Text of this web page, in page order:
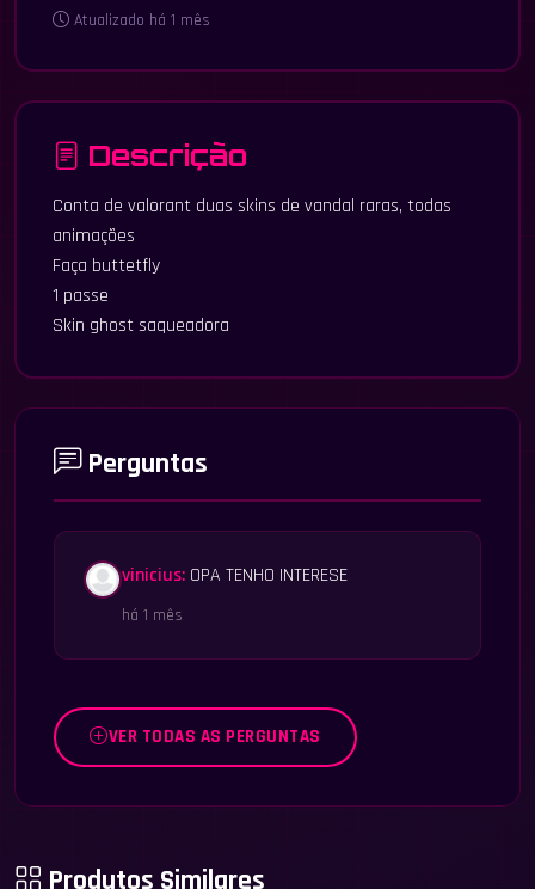
Atualizado há 1 mês
Descrição
Conta de valorant duas skins de vandal raras, todas
animações
Faça buttetfly
1 passe
Skin ghost saqueadora
Perguntas
vinicius: OPA TENHO INTERESE
há 1 mês
VER TODAS AS PERGUNTAS
Produtos Similares